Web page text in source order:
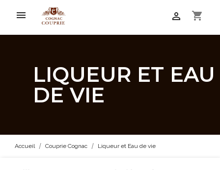
 shopping_cart

LIQUEUR ET EAU
DE VIE
Accueil Couprie Cognac Liqueur et Eau de vie